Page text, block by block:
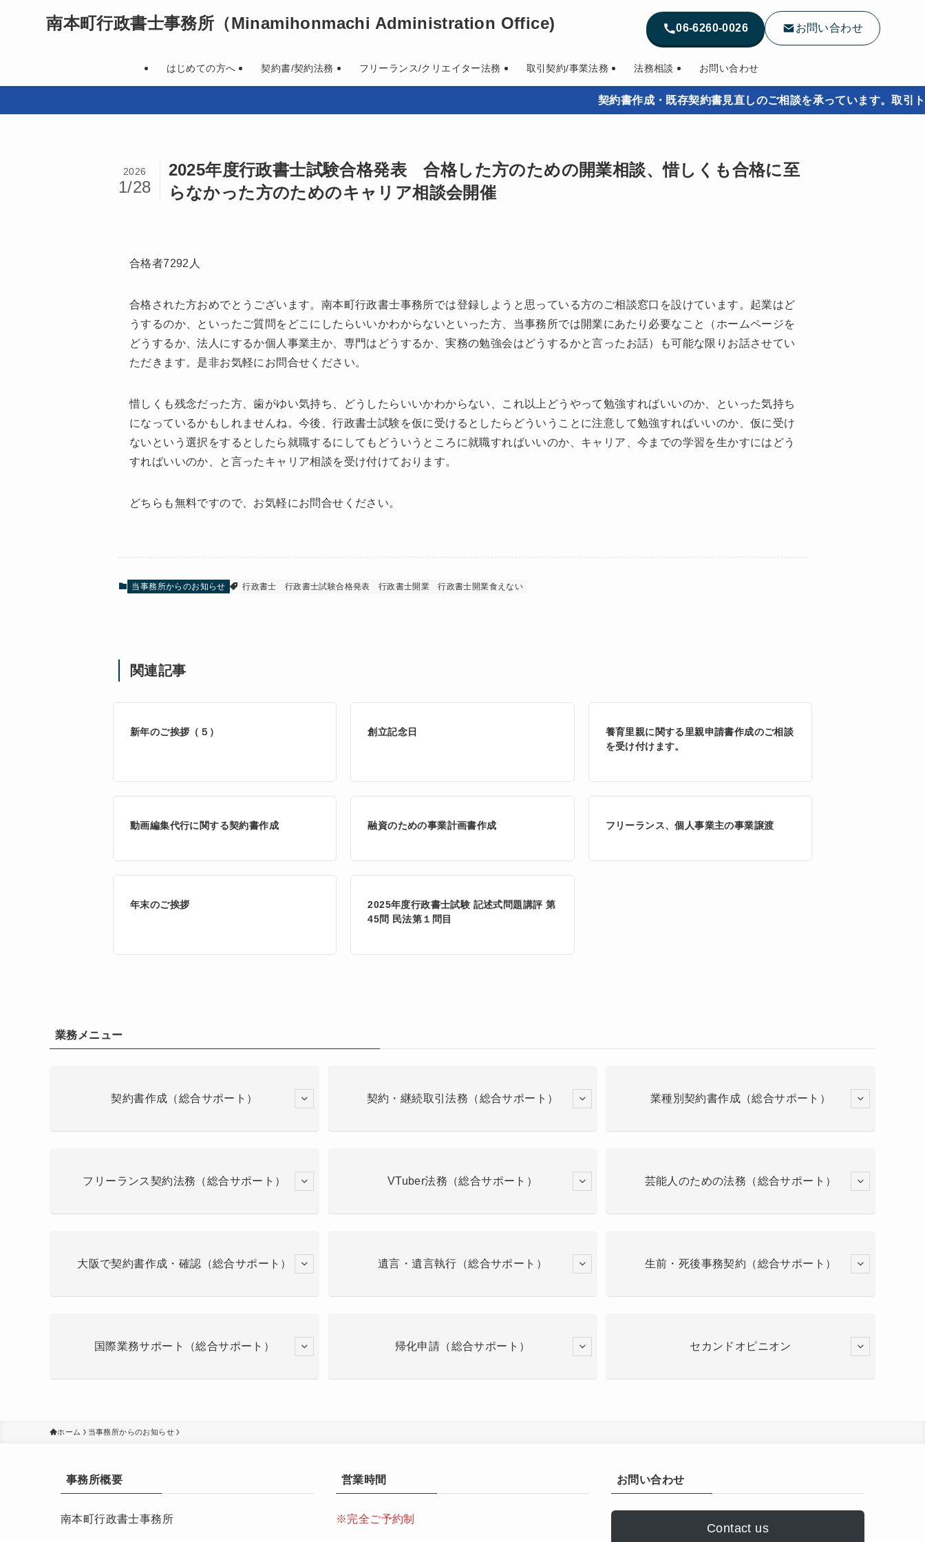
南本町行政書士事務所 （Minamihonmachi Administration Office)
はじめての方へ 契約書/契約法務 フリーランス/クリエイター法務 取引契約/事業法務 法務相談 お問い合わせ
06-6260-0026 お問い合わせ
契約書作成・既存契約書見直しのご相談を承っています。取引トラ
2025年度行政書士試験合格発表 合格した方のための開業相談、惜しくも合格に至
らなかった方のためのキャリア相談会開催
2026
1/28
合格者7292人
合格された方おめでとうございます。南本町行政書士事務所では登録しようと思っている方のご相談窓口を設けています。起業はど
うするのか、といったご質問をどこにしたらいいかわからないといった方、当事務所では開業にあたり必要なこと（ホームページを
どうするか、法人にするか個人事業主か、専門はどうするか、実務の勉強会はどうするかと言ったお話）も可能な限りお話させてい
ただきます。是非お気軽にお問合せください。
惜しくも残念だった方、歯がゆい気持ち、どうしたらいいかわからない、これ以上どうやって勉強すればいいのか、といった気持ち
になっているかもしれませんね。今後、行政書士試験を仮に受けるとしたらどういうことに注意して勉強すればいいのか、仮に受け
ないという選択をするとしたら就職するにしてもどういうところに就職すればいいのか、キャリア、今までの学習を生かすにはどう
すればいいのか、と言ったキャリア相談を受け付けております。
どちらも無料ですので、お気軽にお問合せください。
当事務所からのお知らせ 行政書士 行政書士試験合格発表 行政書士開業 行政書士開業食えない
関連記事
新年のご挨拶（５） 創立記念日
養育里親に関する里親申請書作成のご相談
を受け付けます。
動画編集代行に関する契約書作成 融資のための事業計画書作成 フリーランス、個人事業主の事業譲渡
年末のご挨拶
2025年度行政書士試験 記述式問題講評 第
45問 民法第１問目
業務メニュー
契約書作成（総合サポート） 契約・継続取引法務（総合サポート） 業種別契約書作成（総合サポート）
フリーランス契約法務（総合サポート） VTuber法務（総合サポート） 芸能人のための法務（総合サポート）
大阪で契約書作成・確認（総合サポート） 遺言・遺言執行（総合サポート） 生前・死後事務契約（総合サポート）
国際業務サポート（総合サポート） 帰化申請（総合サポート） セカンドオピニオン
ホーム 当事務所からのお知らせ
事務所概要
南本町行政書士事務所
営業時間
※完全ご予約制
お問い合わせ
Contact us